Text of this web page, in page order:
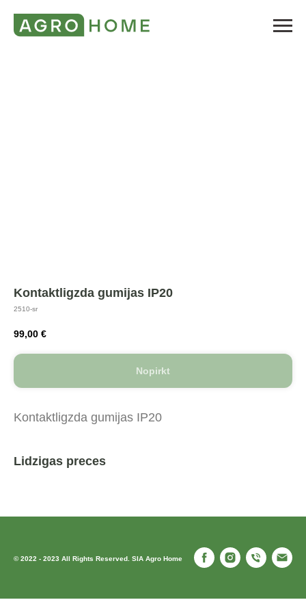
Kontaktligzda gumijas IP20
2510-sr
99,00 €
Nopirkt
Kontaktligzda gumijas IP20
Lidzigas preces
© 2022 - 2023 All Rights Reserved. SIA Agro Home